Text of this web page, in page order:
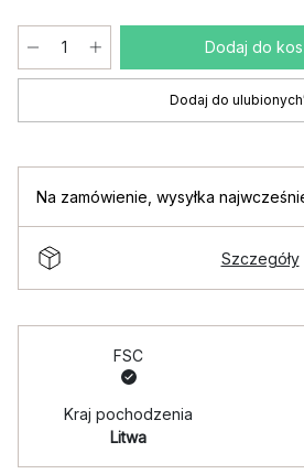
Dodaj do
Dodaj do ulubionych
Na zamówienie wysyłka
Szczegóły
FSC
Kraj pochodzenia
Litwa